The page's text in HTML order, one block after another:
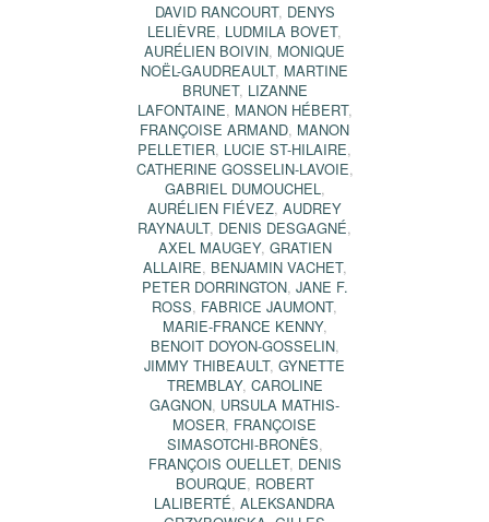
DAVID RANCOURT, DENYS
LELIÈVRE, LUDMILA BOVET,
AURÉLIEN BOIVIN, MONIQUE
NOËL-GAUDREAULT, MARTINE
BRUNET, LIZANNE
LAFONTAINE, MANON HÉBERT,
FRANÇOISE ARMAND, MANON
PELLETIER, LUCIE ST-HILAIRE,
CATHERINE GOSSELIN-LAVOIE,
GABRIEL DUMOUCHEL,
AURÉLIEN FIÉVEZ, AUDREY
RAYNAULT, DENIS DESGAGNÉ,
AXEL MAUGEY, GRATIEN
ALLAIRE, BENJAMIN VACHET,
PETER DORRINGTON, JANE F.
ROSS, FABRICE JAUMONT,
MARIE-FRANCE KENNY,
BENOIT DOYON-GOSSELIN,
JIMMY THIBEAULT, GYNETTE
TREMBLAY, CAROLINE
GAGNON, URSULA MATHIS-
MOSER, FRANÇOISE
SIMASOTCHI-BRONÈS,
FRANÇOIS OUELLET, DENIS
BOURQUE, ROBERT
LALIBERTÉ, ALEKSANDRA